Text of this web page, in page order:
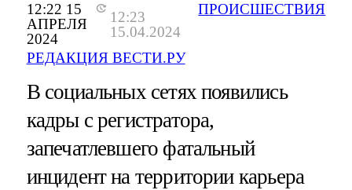
12:22 15
АПРЕЛЯ
2024
12:23
15.04.2024
РЕДАКЦИЯ ВЕСТИ.РУ
ПРОИСШЕСТВИЯ
В социальных сетях появились
кадры с регистратора,
запечатлевшего фатальный
инцидент на территории карьера